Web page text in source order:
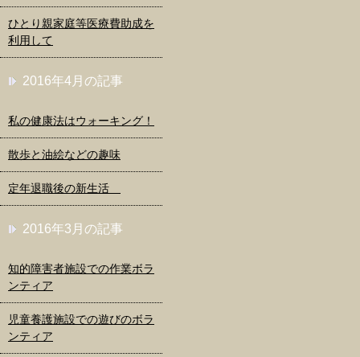
ひとり親家庭等医療費助成を
利用して
2016年4月の記事
私の健康法はウォーキング！
散歩と油絵などの趣味
定年退職後の新生活
2016年3月の記事
知的障害者施設での作業ボラ
ンティア
児童養護施設での遊びのボラ
ンティア